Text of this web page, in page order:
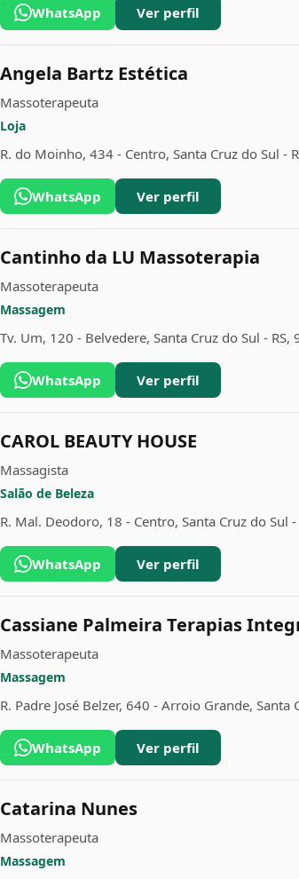
WhatsApp Ver perfil
Angela Bartz Estética
Massoterapeuta
Loja
R. do Moinho, 434 - Centro, Santa Cruz do Sul -
WhatsApp Ver perfil
Cantinho da LU Massoterapia
Massoterapeuta
Massagem
Tv. Um, 120 - Belvedere, Santa Cruz do Sul - RS,
WhatsApp Ver perfil
CAROL BEAUTY HOUSE
Massagista
Salão de Beleza
R. Mal. Deodoro, 18 - Centro, Santa Cruz do Sul
WhatsApp Ver perfil
Cassiane Palmeira Terapias
Massoterapeuta
Massagem
R. Padre José Belzer, 640 - Arroio Grande, Santa
WhatsApp Ver perfil
Catarina Nunes
Massoterapeuta
Massagem